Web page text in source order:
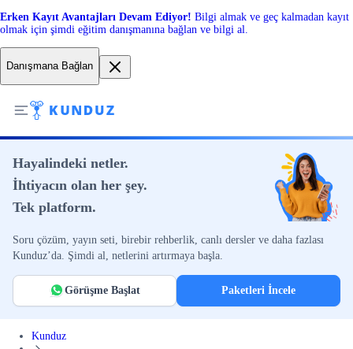
Erken Kayıt Avantajları Devam Ediyor! Bilgi almak ve geç kalmadan kayıt
olmak için şimdi eğitim danışmanına bağlan ve bilgi al.
Danışmana Bağlan
Hayalindeki netler.
İhtiyacın olan her şey.
Tek platform.
Soru çözüm, yayın seti, birebir rehberlik, canlı dersler ve daha fazlası
Kunduz’da. Şimdi al, netlerini artırmaya başla.
Görüşme Başlat Paketleri İncele
Kunduz